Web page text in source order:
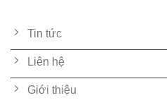
Tin tức
Liên hệ
Giới thiệu